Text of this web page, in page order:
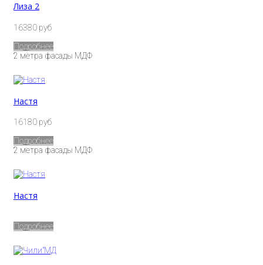
Лиза 2
16380 руб
Подробнее
2 метра фасады МДФ
Настя
16180 руб
Подробнее
2 метра фасады МДФ
Настя
Подробнее